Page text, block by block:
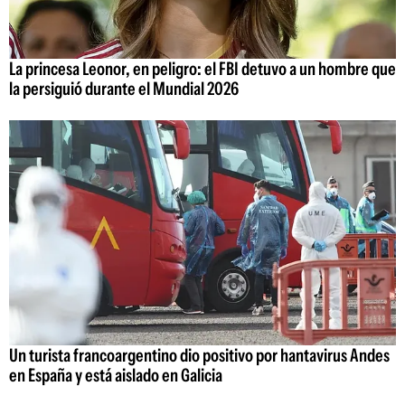
La princesa Leonor, en peligro: el FBI detuvo a un hombre que
la persiguió durante el Mundial 2026
Un turista francoargentino dio positivo por hantavirus Andes
en España y está aislado en Galicia